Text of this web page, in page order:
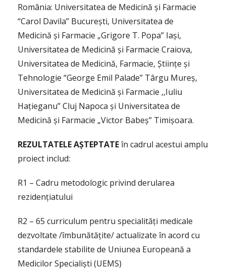
România: Universitatea de Medicină și Farmacie
“Carol Davila” București, Universitatea de
Medicină și Farmacie „Grigore T. Popa” Iași,
Universitatea de Medicină și Farmacie Craiova,
Universitatea de Medicină, Farmacie, Științe și
Tehnologie “George Emil Palade” Târgu Mureș,
Universitatea de Medicină și Farmacie ,,Iuliu
Hațieganu” Cluj Napoca și Universitatea de
Medicină și Farmacie „Victor Babeş” Timișoara.
REZULTATELE AȘTEPTATEîn cadrul acestui amplu
proiect includ:
R1 – Cadru metodologic privind derularea
rezidențiatului
R2 – 65 curriculum pentru specialități medicale
dezvoltate /îmbunătățite/ actualizate în acord cu
standardele stabilite de Uniunea Europeană a
Medicilor Specialiști (UEMS)